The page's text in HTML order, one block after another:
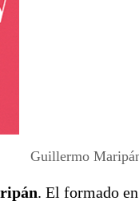
Guillermo
. El formado en